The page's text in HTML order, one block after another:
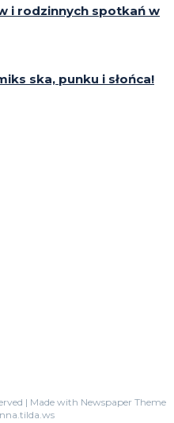
i rodzinnych spotkań w
ska, punku i słońca!
| Made with Newspaper Theme